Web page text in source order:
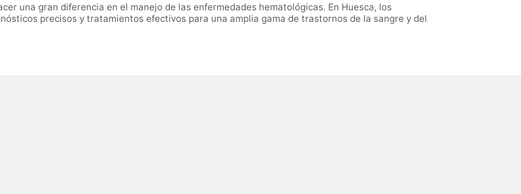
una gran diferencia en el manejo de las enfermedades hematológicas. En Huesca, los
precisos y tratamientos efectivos para una amplia gama de trastornos de la sangre y del